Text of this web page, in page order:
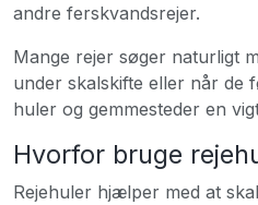
andre ferskvandsrejer.
Mange rejer søger naturligt
under skalskifte eller når de
huler og gemmesteder en
Hvorfor bruge
Rejehuler hjælper med at